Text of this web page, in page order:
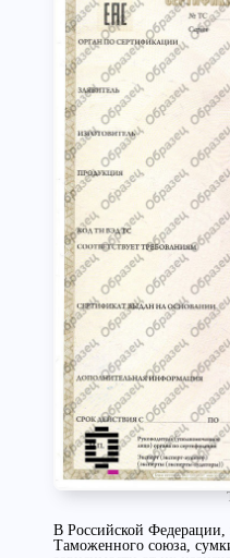
В Российской Федерации,
Таможенного союза,